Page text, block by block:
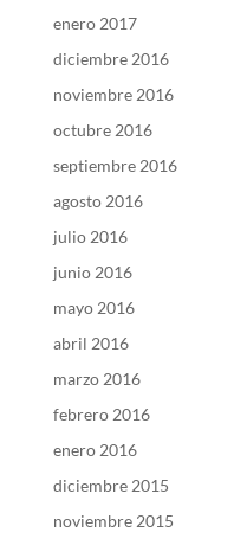
enero 2017
diciembre 2016
noviembre 2016
octubre 2016
septiembre 2016
agosto 2016
julio 2016
junio 2016
mayo 2016
abril 2016
marzo 2016
febrero 2016
enero 2016
diciembre 2015
noviembre 2015